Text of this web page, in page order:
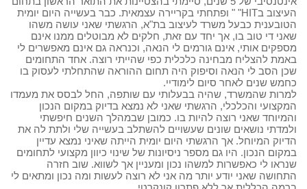
העיצוב בHIT" " ופתחתי בקריירה עצמאית. כבר בעשייה היום יומית
הטובענית כבעל משרד לעיצוב בת"א, הרגשתי שאני עושה משהו
שאני די טוב בו, אך יחד עם זאת, חלקים לא מבוטלים ממנו אינם
מספקים אותי, אינם גורמים לי הנאה, וכנראה גם אינם מאפשרים לי
באמת להצליח מבחינה כלכלית כפי שהייתי רוצה. אחד התחומים
שכן הסב לי הנאה וסיפוק היה תחום ההוראה שהתחלתי לעסוק בו
כחמש שנים לאחר סיום לימודיי.
למרות שהמשרד, שהיה בבעלותי עם שותפה, החל לבסס את מעמדו
המקצועי והכלכלי, הרגשתי שאני לא נמצא בדיוק במקום הנכון
והמיוחד שאני רוצה להיות בו. כמובן שבמהלך השנים חיפשתי
ולמדתי נושאים שונים שעשויים להשתלב בעשייה שלי ולתת לה את
הדיוק המיוחל. אך הרגשתי היום יומית הייתה שאיני נמצא עדיין
במקום הנכון. היו גם מספר ניסיונות של שינוי כיוון מקצועי לתחומים
שנראו לי כאפשרות למשהו נכון ומעניין אך לשווא. שוב חזרה
התחושה שאני יודע יותר מה אני לא רוצה לעשות ומה נכון ומתאים לי